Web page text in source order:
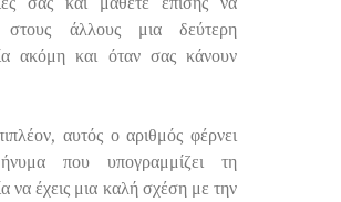
στους άλλους μια δεύτερη
ακόμη και όταν σας κάνουν
αυτός ο αριθμός φέρνει
που υπογραμμίζει τη
να έχεις μια καλή σχέση με την